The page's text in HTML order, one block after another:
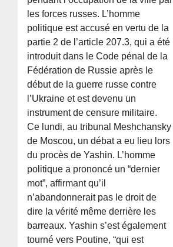
les forces russes. L’homme
politique est accusé en vertu de la
partie 2 de l’article 207.3, qui a été
introduit dans le Code pénal de la
Fédération de Russie après le
début de la guerre russe contre
l’Ukraine et est devenu un
instrument de censure militaire.
Ce lundi, au tribunal Meshchansky
de Moscou, un débat a eu lieu lors
du procès de Yashin. L’homme
politique a prononcé un “dernier
mot”, affirmant qu’il
n’abandonnerait pas le droit de
dire la vérité même derrière les
barreaux. Yashin s’est également
tourné vers Poutine, “qui est